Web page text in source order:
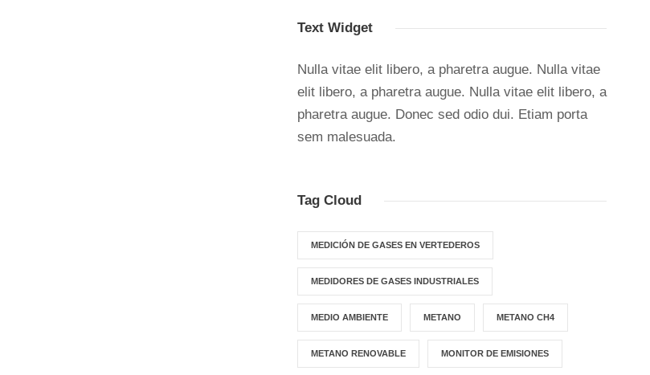
Text Widget
Nulla vitae elit libero, a pharetra augue. Nulla vitae
elit libero, a pharetra augue. Nulla vitae elit libero, a
pharetra augue. Donec sed odio dui. Etiam porta
sem malesuada.
Tag Cloud
MEDICIÓN DE GASES EN VERTEDEROS
MEDIDORES DE GASES INDUSTRIALES
MEDIO AMBIENTE METANO METANO CH4
METANO RENOVABLE MONITOR DE EMISIONES